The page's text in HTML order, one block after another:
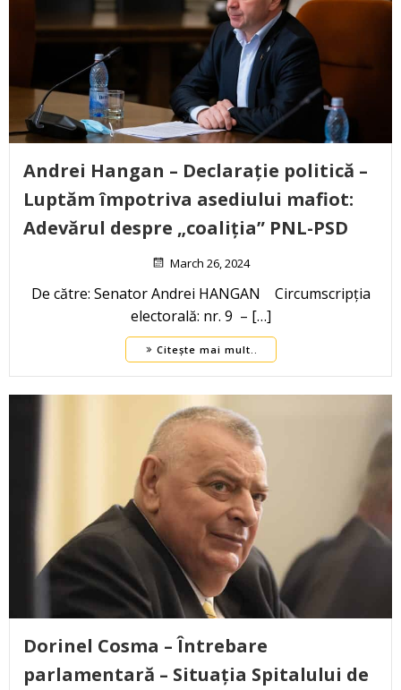
Andrei Hangan – Declarație politică –
Luptăm împotriva asediului mafiot:
Adevărul despre „coaliția” PNL-PSD
March 26, 2024
De către: Senator Andrei HANGAN Circumscripția
electorală: nr. 9 – […]
Citește mai mult..
Dorinel Cosma – Întrebare
parlamentară – Situația Spitalului de